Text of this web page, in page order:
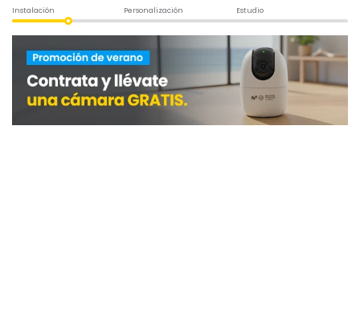
Instalación Personalización Estudio